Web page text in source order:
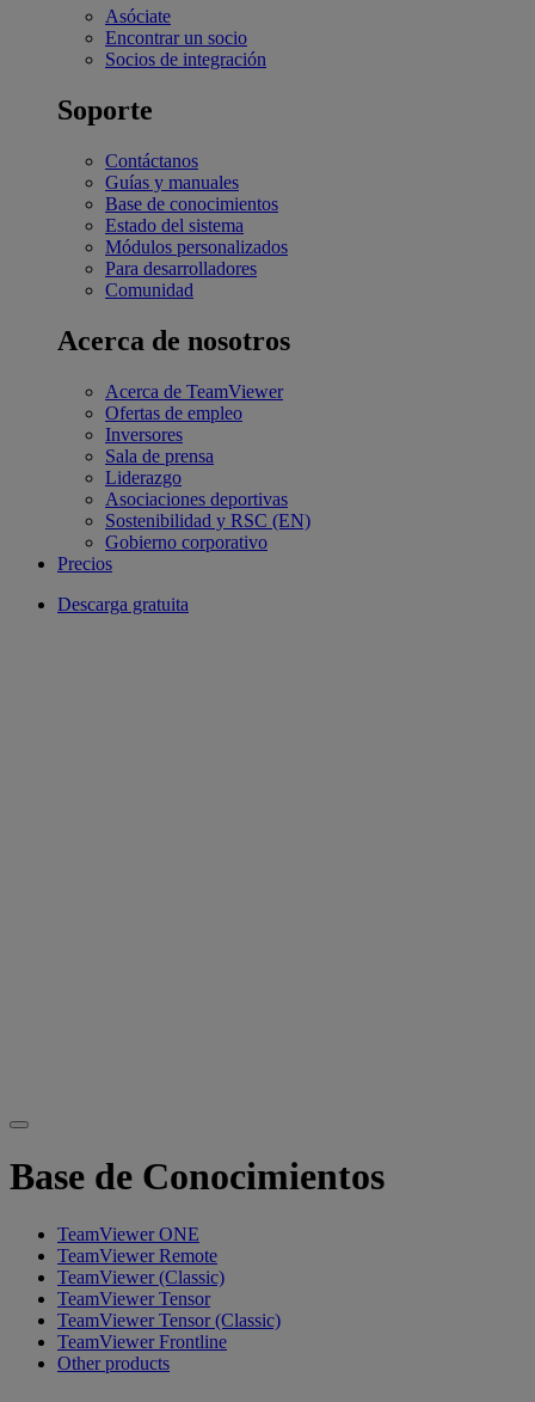
Asóciate
Encontrar un socio
Socios de integración
Soporte
Contáctanos
Guías y manuales
Base de conocimientos
Estado del sistema
Módulos personalizados
Para desarrolladores
Comunidad
Acerca de nosotros
Acerca de TeamViewer
Ofertas de empleo
Inversores
Sala de prensa
Liderazgo
Asociaciones deportivas
Sostenibilidad y RSC (EN)
Gobierno corporativo
Precios
Descarga gratuita
Base de Conocimientos
TeamViewer ONE
TeamViewer Remote
TeamViewer (Classic)
TeamViewer Tensor
TeamViewer Tensor (Classic)
TeamViewer Frontline
Other products